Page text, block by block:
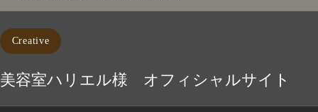
Creative
美容室ハリエル様 オフィシャルサイト